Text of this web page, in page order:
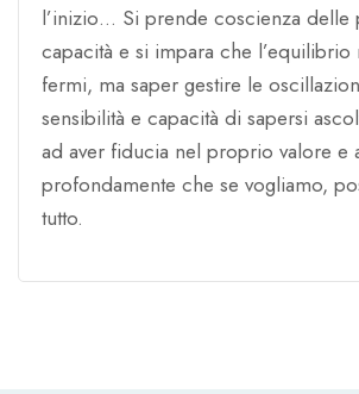
l’inizio… Si prende coscienza delle
capacità e si impara che l’equilibrio
fermi, ma saper gestire le
sensibilità e capacità di sapersi
ad aver fiducia nel proprio valore e
profondamente che se vogliamo,
tutto.